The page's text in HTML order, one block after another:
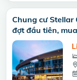
Chung cư Stellar
đợt đầu tiên,